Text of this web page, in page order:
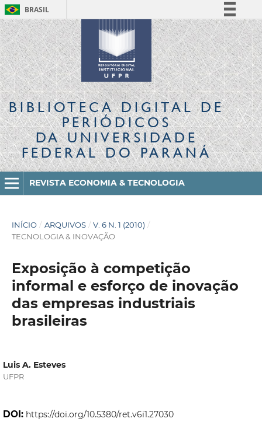
BRASIL
Simplifique!
Comunica BR
Participe
Acesso à informação
Legislação
Canais
BIBLIOTECA DIGITALDE
PERIÓDICOS
DA UNIVERSIDADE
FEDERAL DO PARANÁ
REVISTA ECONOMIA & TECNOLOGIA
INÍCIO / ARQUIVOS / V. 6 N. 1 (2010) /
TECNOLOGIA & INOVAÇÃO
Exposição à competição
informal e esforço de inovação
das empresas industriais
brasileiras
Luis A. Esteves
UFPR
DOI: https://doi.org/10.5380/ret.v6i1.27030